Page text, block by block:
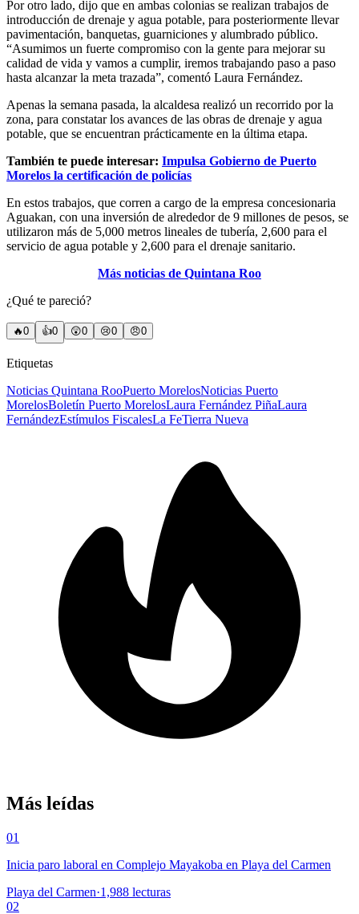
Por otro lado, dijo que en ambas colonias se realizan trabajos de
introducción de drenaje y agua potable, para posteriormente llevar
pavimentación, banquetas, guarniciones y alumbrado público.
“Asumimos un fuerte compromiso con la gente para mejorar su
calidad de vida y vamos a cumplir, iremos trabajando paso a paso
hasta alcanzar la meta trazada”, comentó Laura Fernández.
Apenas la semana pasada, la alcaldesa realizó un recorrido por la
zona, para constatar los avances de las obras de drenaje y agua
potable, que se encuentran prácticamente en la última etapa.
También te puede interesar: Impulsa Gobierno de Puerto
Morelos la certificación de policías
En estos trabajos, que corren a cargo de la empresa concesionaria
Aguakan, con una inversión de alrededor de 9 millones de pesos, se
utilizaron más de 5,000 metros lineales de tubería, 2,600 para el
servicio de agua potable y 2,600 para el drenaje sanitario.
Más noticias de Quintana Roo
¿Qué te pareció?
🔥0 👍0 😲0 😢0 😠0
Etiquetas
Noticias Quintana RooPuerto MorelosNoticias Puerto
MorelosBoletín Puerto MorelosLaura Fernández PiñaLaura
FernándezEstímulos FiscalesLa FeTierra Nueva
Más leídas
01
Inicia paro laboral en Complejo Mayakoba en Playa del Carmen
Playa del Carmen·1,988 lecturas
02